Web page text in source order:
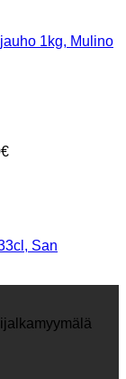
1kg, Mulino
€
San